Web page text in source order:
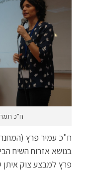
ח"כ תמר
ח"כ עמיר פרץ
בנושא אזרוח השיח
פרץ למבצע צוק איתן